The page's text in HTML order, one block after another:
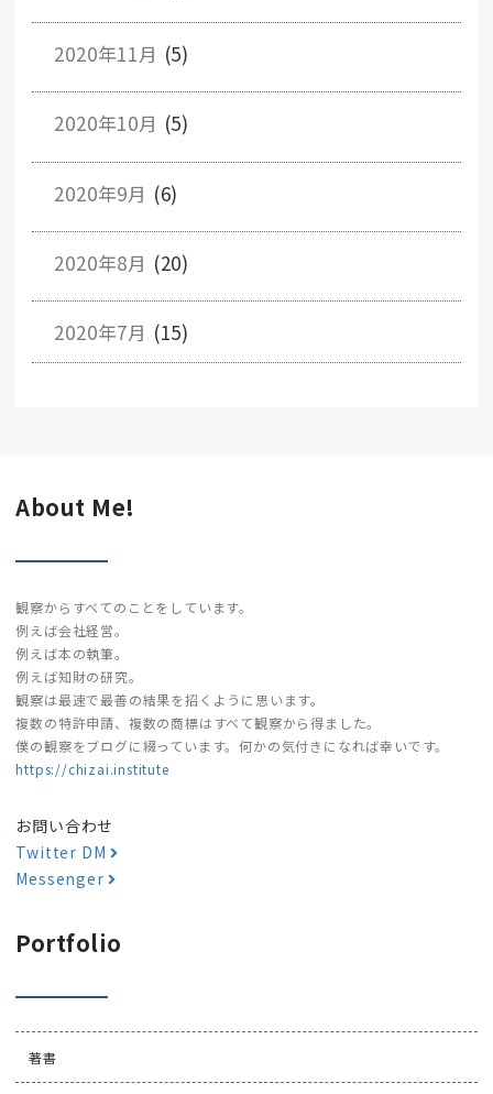
2020年11月 (5)
2020年10月 (5)
2020年9月 (6)
2020年8月 (20)
2020年7月 (15)
About Me!
観察からすべてのことをしています。
例えば会社経営。
例えば本の執筆。
例えば知財の研究。
観察は最速で最善の結果を招くように思います。
複数の特許申請、複数の商標はすべて観察から得ました。
僕の観察をブログに綴っています。何かの気付きになれば幸いです。
https://chizai.institute
お問い合わせ
Twitter DM
Messenger
Portfolio
著書